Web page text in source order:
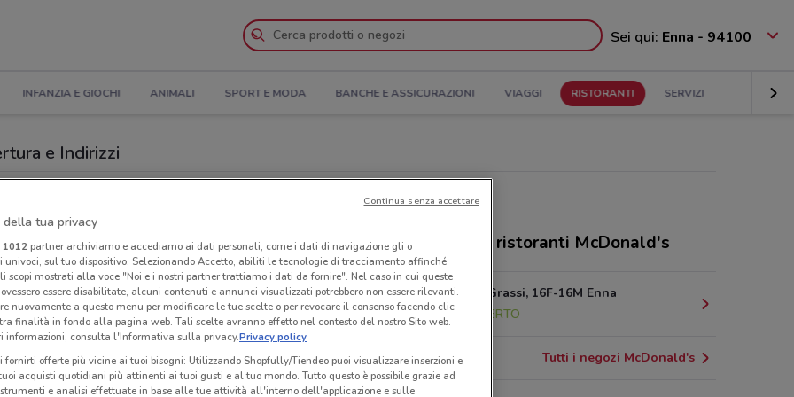
Sei qui: Enna - 94100
INFANZIA E GIOCHI ANIMALI SPORT E MODA BANCHE E ASSICURAZIONI VIAGGI RISTORANTI SERVIZI
e Indirizzi
McDrive, orari e ristoranti McDonald's
Via Libero Grassi, 16F-16M Enna
2.4 km
APERTO
Tutti i negozi McDonald's
della tua privacy
1012partner archiviamo e accediamo ai dati personali, come i dati di navigazione gli o
sul tuo dispositivo. Selezionando Accetto, abiliti le tecnologie di tracciamento affinché
scopi mostrati alla voce "Noi e i nostri partner trattiamo i dati da fornire". Nel caso in cui queste
essere disabilitate, alcuni contenuti e annunci visualizzati potrebbero non essere rilevanti.
nuovamente a questo menu per modificare le tue scelte o per revocare il consenso facendo clic
finalità in fondo alla pagina web. Tali scelte avranno effetto nel contesto del nostro Sito web.
informazioni, consulta l'Informativa sulla privacy.Privacy policy
fornirti offerte più vicine ai tuoi bisogni: Utilizzando Shopfully/Tiendeo puoi visualizzare inserzioni e
acquisti quotidiani più attinenti ai tuoi gusti e al tuo mondo. Tutto questo è possibile grazie ad
e analisi effettuate in base alle tue attività all'interno dell'applicazione e sulle
Continua senza accettare